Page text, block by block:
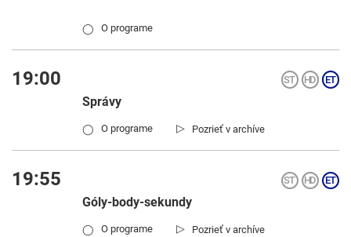
◯ O programe
19:00
Správy
▷ Pozrieť v archíve
◯ O programe
19:55
Góly-body-sekundy
▷ Pozrieť v archíve
◯ O programe